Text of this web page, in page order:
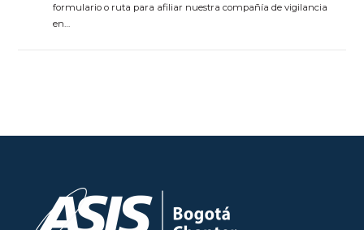
formulario o ruta para afiliar nuestra compañía de vigilancia
en…